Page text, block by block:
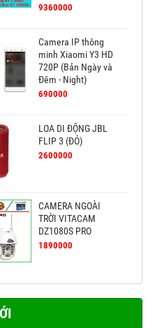
9360000
Camera IP thông
minh Xiaomi Y3 HD
720P (Bản Ngày và
Đêm - Night)
690000
LOA DI ĐỘNG JBL
FLIP 3 (ĐỎ)
2600000
CAMERA NGOÀI
TRỜI VITACAM
DZ1080S PRO
1890000